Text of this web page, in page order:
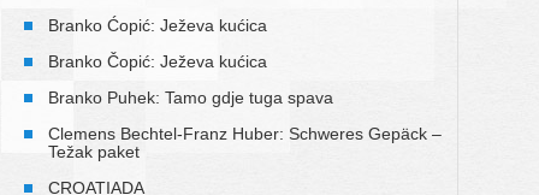
Branko Ćopić: Ježeva kućica
Branko Čopić: Ježeva kućica
Branko Puhek: Tamo gdje tuga spava
Clemens Bechtel-Franz Huber: Schweres Gepäck –
Težak paket
CROATIADA